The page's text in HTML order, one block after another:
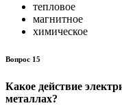
тепловое
магнитное
химическое
Вопрос 15
Какое действие
метал­лах?